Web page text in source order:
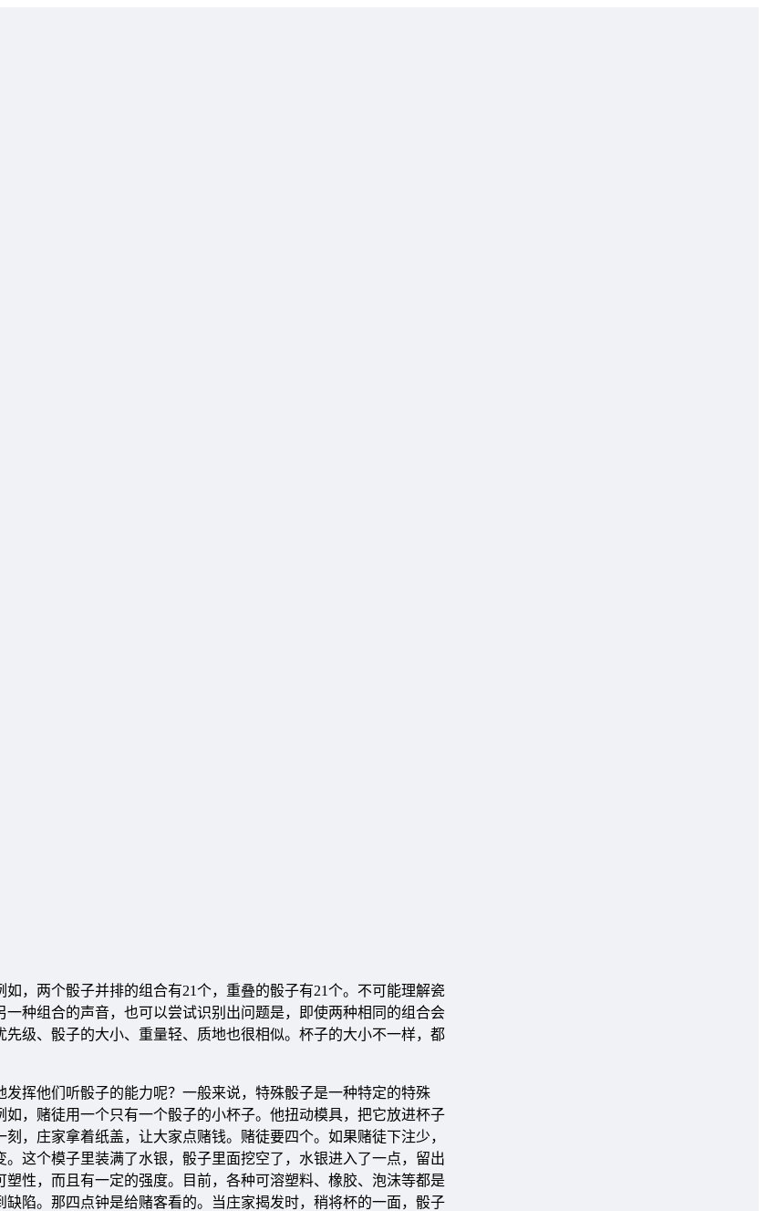
，两个骰子并排的组合有21个，重叠的骰子有21个。不可能理解瓷
种组合的声音，也可以尝试识别出问题是，即使两种相同的组合会
级、骰子的大小、重量轻、质地也很相似。杯子的大小不一样，都
挥他们听骰子的能力呢？一般来说，特殊骰子是一种特定的特殊
，赌徒用一个只有一个骰子的小杯子。他扭动模具，把它放进杯子
，庄家拿着纸盖，让大家点赌钱。赌徒要四个。如果赌徒下注少，
这个模子里装满了水银，骰子里面挖空了，水银进入了一点，留出
性，而且有一定的强度。目前，各种可溶塑料、橡胶、泡沫等都是
陷。那四点钟是给赌客看的。当庄家揭发时，稍将杯的一面，骰子